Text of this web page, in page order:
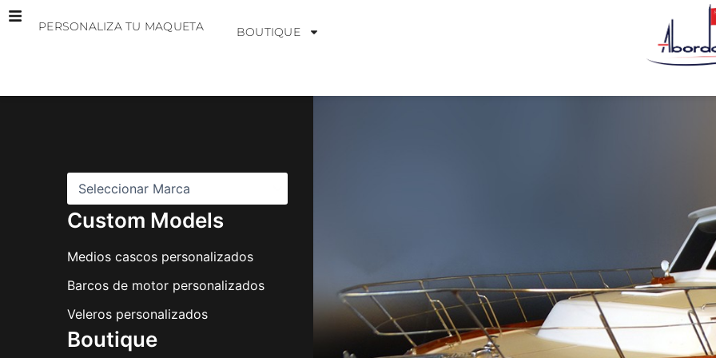
PERSONALIZA TU MAQUETA BOUTIQUE
Custom Models
Medios cascos personalizados
Barcos de motor personalizados
Veleros personalizados
Boutique